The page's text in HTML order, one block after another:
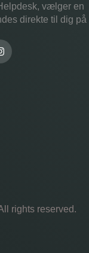
vælger en
direkte til dig på
rights reserved.